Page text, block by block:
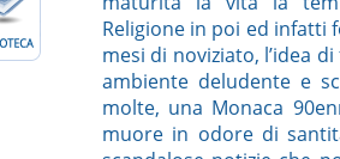
Religione in poi ed infatti
mesi di noviziato, l’idea
ambiente deludente e
molte, una Monaca
muore in odore di